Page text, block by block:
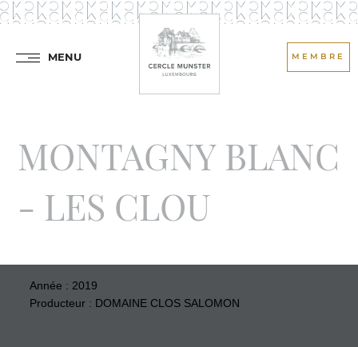
MENU MEMBRE
MONTAGNY BLANC
- LES CLOU
Année : 2019
Producteur : DOMAINE CLOS SALOMON